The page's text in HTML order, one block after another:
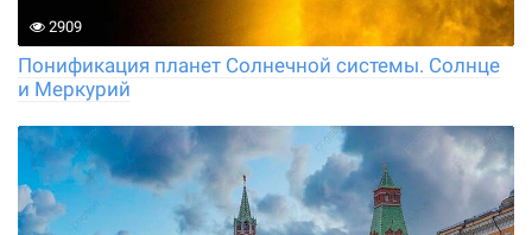
2909
Понификация планет Солнечной системы. Солнце
и Меркурий